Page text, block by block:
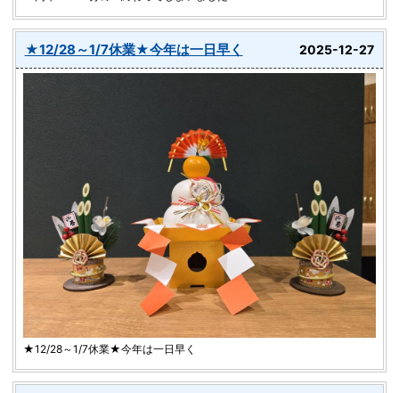
★12/28～1/7休業★今年は一日早く 2025-12-27
★12/28～1/7休業★今年は一日早く